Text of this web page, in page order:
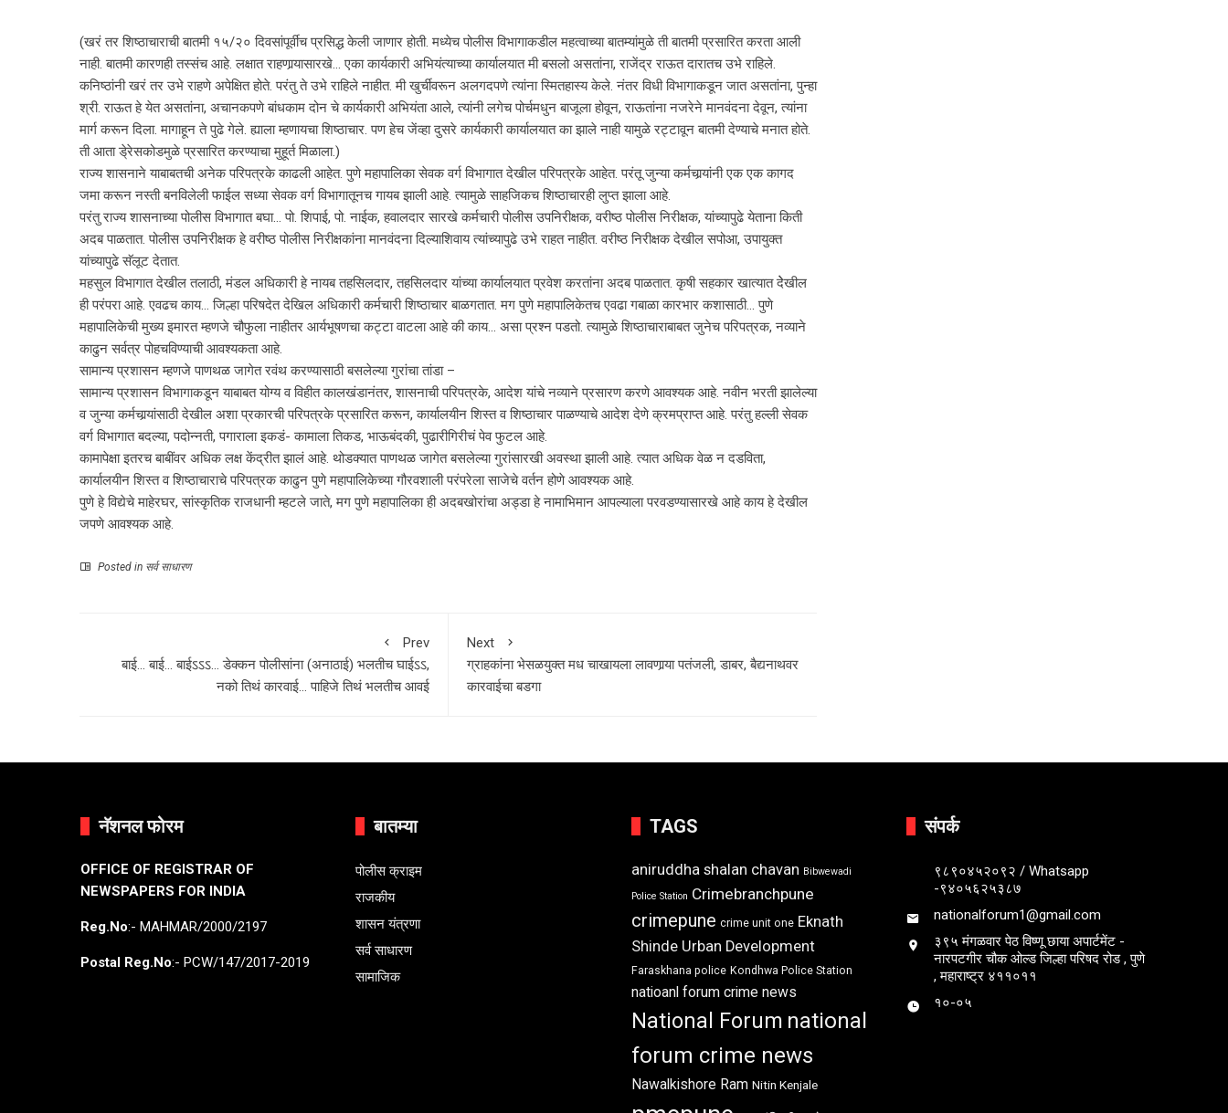
(खरं तर शिष्ठाचाराची बातमी १५/२० दिवसांपूर्वीच प्रसिद्ध केली जाणार होती. मध्येच पोलीस विभागाकडील महत्वाच्या बातम्यांमुळे ती बातमी प्रसारित करता आली
नाही. बातमी कारणही तस्संच आहे. लक्षात राहणार्‍यासारखे… एका कार्यकारी अभियंत्याच्या कार्यालयात मी बसलो असतांना, राजेंद्र राऊत दारातच उभे राहिले.
कनिष्ठांनी खरं तर उभे राहणे अपेक्षित होते. परंतु ते उभे राहिले नाहीत. मी खुर्चीवरून अलगदपणे त्यांना स्मितहास्य केले. नंतर विधी विभागाकडून जात असतांना, पुन्हा
श्री. राऊत हे येत असतांना, अचानकपणे बांधकाम दोन चे कार्यकारी अभियंता आले, त्यांनी लगेच पोर्चमधुन बाजूला होवून, राऊतांना नजरेने मानवंदना देवून, त्यांना
मार्ग करून दिला. मागाहून ते पुढे गेले. ह्याला म्हणायचा शिष्ठाचार. पण हेच जेंव्हा दुसरे कार्यकारी कार्यालयात का झाले नाही यामुळे रट्टावून बातमी देण्याचे मनात होते.
ती आता डे्रेसकोडमुळे प्रसारित करण्याचा मुहूर्त मिळाला.)
राज्य शासनाने याबाबतची अनेक परिपत्रके काढली आहेत. पुणे महापालिका सेवक वर्ग विभागात देखील परिपत्रके आहेत. परंतू जुन्या कर्मचार्‍यांनी एक एक कागद
जमा करून नस्ती बनविलेली फाईल सध्या सेवक वर्ग विभागातूनच गायब झाली आहे. त्यामुळे साहजिकच शिष्ठाचारही लुप्त झाला आहे.
परंतु राज्य शासनाच्या पोलीस विभागात बघा… पो. शिपाई, पो. नाईक, हवालदार सारखे कर्मचारी पोलीस उपनिरीक्षक, वरीष्ठ पोलीस निरीक्षक, यांच्यापुढे येताना किती
अदब पाळतात. पोलीस उपनिरीक्षक हे वरीष्ठ पोलीस निरीक्षकांना मानवंदना दिल्याशिवाय त्यांच्यापुढे उभे राहत नाहीत. वरीष्ठ निरीक्षक देखील सपोआ, उपायुक्त
यांच्यापुढे सॅलूट देतात.
महसुल विभागात देखील तलाठी, मंडल अधिकारी हे नायब तहसिलदार, तहसिलदार यांच्या कार्यालयात प्रवेश करतांना अदब पाळतात. कृषी सहकार खात्यात देेखील
ही परंपरा आहे. एवढच काय… जिल्हा परिषदेत देखिल अधिकारी कर्मचारी शिष्ठाचार बाळगतात. मग पुणे महापालिकेतच एवढा गबाळा कारभार कशासाठी… पुणे
महापालिकेची मुख्य इमारत म्हणजे चौफुला नाहीतर आर्यभूषणचा कट्टा वाटला आहे की काय… असा प्रश्‍न पडतो. त्यामुळे शिष्ठाचाराबाबत जुनेच परिपत्रक, नव्याने
काढुन सर्वत्र पोहचविण्याची आवश्यकता आहे.
सामान्य प्रशासन म्हणजे पाणथळ जागेत रवंथ करण्यासाठी बसलेल्या गुरांचा तांडा –
सामान्य प्रशासन विभागाकडून याबाबत योग्य व विहीत कालखंडानंतर, शासनाची परिपत्रके, आदेश यांचे नव्याने प्रसारण करणे आवश्यक आहे. नवीन भरती झालेल्या
व जुन्या कर्मचार्‍यांसाठी देखील अशा प्रकारची परिपत्रके प्रसारित करून, कार्यालयीन शिस्त व शिष्ठाचार पाळण्याचे आदेश देणे क्रमप्राप्त आहे. परंतु हल्ली सेवक
वर्ग विभागात बदल्या, पदोन्नती, पगाराला इकडं- कामाला तिकड, भाऊबंदकी, पुढारीगिरीचं पेव फुटल आहे.
कामापेक्षा इतरच बाबींवर अधिक लक्ष केंद्रीत झालं आहे. थोडक्यात पाणथळ जागेत बसलेल्या गुरांसारखी अवस्था झाली आहे. त्यात अधिक वेळ न दडविता,
कार्यालयीन शिस्त व शिष्ठाचाराचे परिपत्रक काढुन पुणे महापालिकेच्या गौरवशाली परंपरेला साजेचे वर्तन होणे आवश्यक आहे.
पुणे हे विद्येचे माहेरघर, सांस्कृतिक राजधानी म्हटले जाते, मग पुणे महापालिका ही अदबखोरांचा अड्डा हे नामाभिमान आपल्याला परवडण्यासारखे आहे काय हे देखील
जपणे आवश्यक आहे.
Posted in सर्व साधारण
Prev
बाई… बाई… बाईऽऽऽ… डेक्कन पोलीसांना (अनाठाई) भलतीच घाईऽऽ,
नको तिथं कारवाई… पाहिजे तिथं भलतीच आवई
Next
ग्राहकांना भेसळयुक्त मध चाखायला लावणार्‍या पतंजली, डाबर, बैद्यनाथवर
कारवाईचा बडगा
नॅशनल फोरम
OFFICE OF REGISTRAR OF
NEWSPAPERS FOR INDIA
Reg.No:- MAHMAR/2000/2197
Postal Reg.No:- PCW/147/2017-2019
बातम्या
पोलीस क्राइम
राजकीय
शासन यंत्रणा
सर्व साधारण
सामाजिक
TAGS
aniruddha shalan chavan Bibwewadi
Police Station Crimebranchpune
crimepune crime unit one Eknath
Shinde Urban Development
Faraskhana police Kondhwa Police Station
natioanl forum crime news
National Forum national
forum crime news
Nawalkishore Ram Nitin Kenjale
संपर्क
९८९०४५२०९२ / Whatsapp
-९४०५६२५३८७
nationalforum1@gmail.com
३९५ मंगळवार पेठ विष्णू छाया अपार्टमेंट -
नारपटगीर चौक ओल्ड जिल्हा परिषद रोड , पुणे
, महाराष्ट्र ४११०११
१०-०५